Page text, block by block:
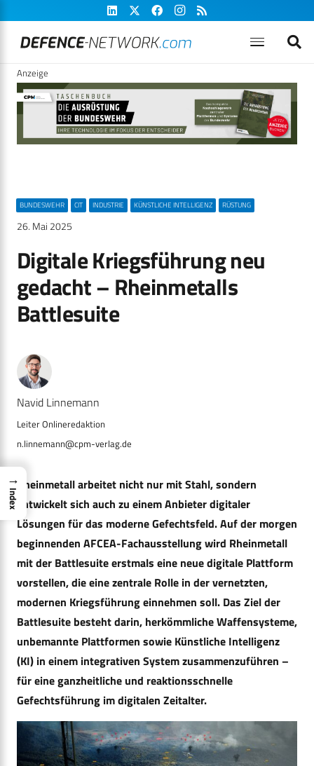
Anzeige
BUNDESWEHR CIT INDUSTRIE KÜNSTLICHE INTELLIGENZ RÜSTUNG
26. Mai 2025
Digitale Kriegsführung neu
gedacht – Rheinmetalls
Battlesuite
Navid Linnemann
n.linnemann@cpm-verlag.de
Rheinmetall arbeitet nicht nur mit Stahl, sondern
entwickelt sich auch zu einem Anbieter digitaler
Lösungen für das moderne Gefechtsfeld. Auf der morgen
beginnenden AFCEA-Fachausstellung wird Rheinmetall
mit der Battlesuite erstmals eine neue digitale Plattform
vorstellen, die eine zentrale Rolle in der vernetzten,
modernen Kriegsführung einnehmen soll. Das Ziel der
Battlesuite besteht darin, herkömmliche Waffensysteme,
unbemannte Plattformen sowie Künstliche Intelligenz
(KI) in einem integrativen System zusammenzuführen –
für eine ganzheitliche und reaktionsschnelle
Gefechtsführung im digitalen Zeitalter.
→
Index